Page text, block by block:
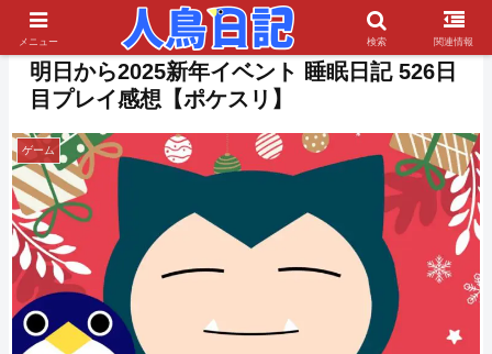
明日から2025新年イベント 睡眠日記 526日
目プレイ感想【ポケスリ】
ゲーム
メニュー 検索 関連情報